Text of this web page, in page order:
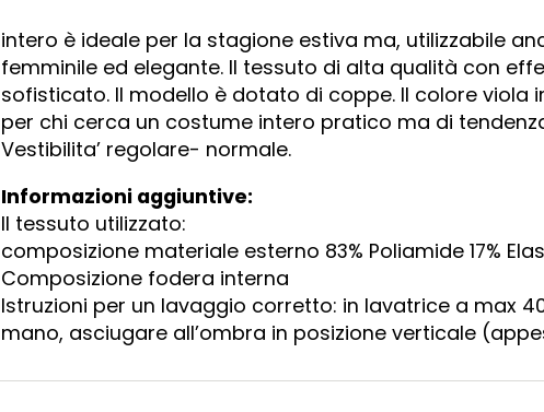
intero è ideale per la stagione estiva ma, utilizzabile
femminile ed elegante. Il tessuto di alta qualità con
sofisticato. Il modello è dotato di coppe. Il colore viola
per chi cerca un costume intero pratico ma di
Vestibilita’ regolare- normale.
Informazioni aggiuntive:
Il tessuto utilizzato:
composizione materiale esterno 83% Poliamide 17%
Composizione fodera interna
Istruzioni per un lavaggio corretto: in lavatrice a max
mano, asciugare all’ombra in posizione verticale